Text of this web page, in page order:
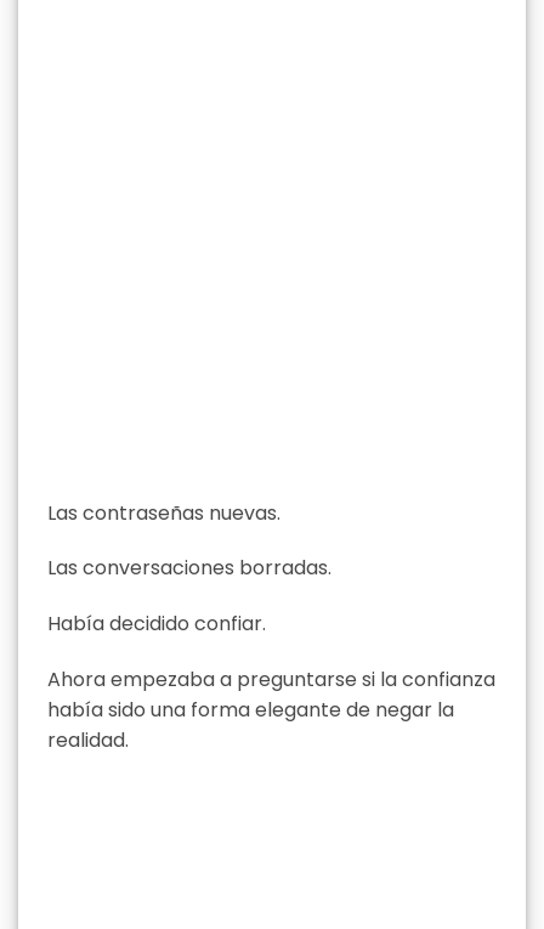
Las contraseñas nuevas.
Las conversaciones borradas.
Había decidido confiar.
Ahora empezaba a preguntarse si la confianza
había sido una forma elegante de negar la
realidad.